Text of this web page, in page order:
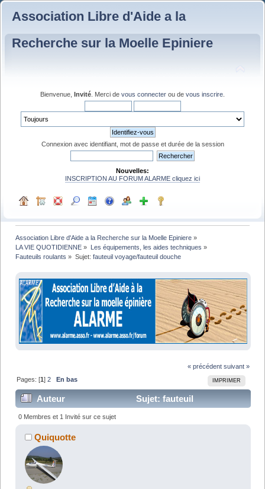
Association Libre d'Aide a la
Recherche sur la Moelle Epiniere
Bienvenue, Invité . Merci de vous connecter ou de vous inscrire
Connexion avec identifiant, mot de passe et durée de la session
Nouvelles:
INSCRIPTION AU FORUM ALARME cliquez ici
Association Libre d'Aide a la Recherche sur la Moelle Epiniere »
LA VIE QUOTIDIENNE » Les équipements, les aides techniques »
Fauteuils roulants » Sujet: fauteuil voyage/fauteuil douche
« précédent suivant »
IMPRIMER
Pages: [1]2 En bas
Auteur
Sujet: fauteuil
voyage/fauteuil douche (Lu 36776 fois)
0 Membres et 1 Invité sur ce sujet
Quiquotte